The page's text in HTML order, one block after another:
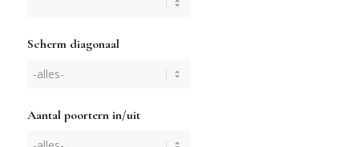
Scherm diagonaal
Aantal poortern in/uit